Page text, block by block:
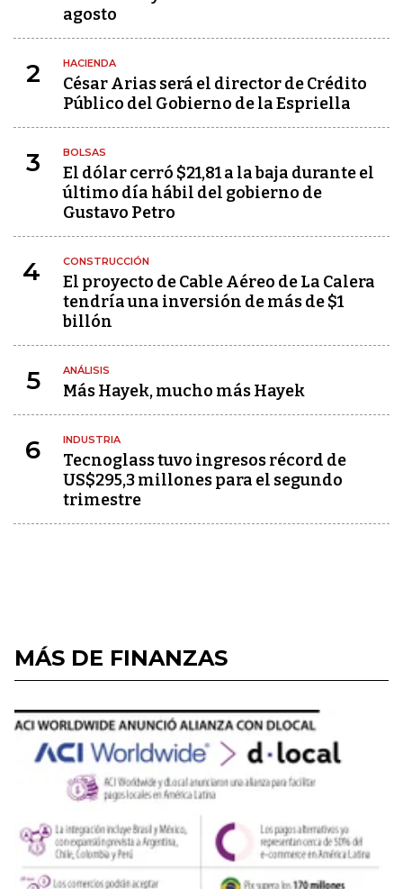
agosto
2 HACIENDA
César Arias será el director de Crédito
Público del Gobierno de la Espriella
3 BOLSAS
El dólar cerró $21,81 a la baja durante el
último día hábil del gobierno de
Gustavo Petro
4 CONSTRUCCIÓN
El proyecto de Cable Aéreo de La Calera
tendría una inversión de más de $1
billón
5 ANÁLISIS
Más Hayek, mucho más Hayek
6 INDUSTRIA
Tecnoglass tuvo ingresos récord de
US$295,3 millones para el segundo
trimestre
MÁS DE FINANZAS